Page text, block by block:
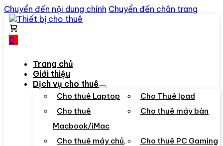
Chuyển đến nội dung chính Chuyển đến chân trang
0
Trang chủ
Giới thiệu
Dịch vụ cho thuê
Cho thuê Laptop
Cho Thuê Ipad
Cho thuê
Macbook/iMac
Cho thuê máy bàn
Cho thuê máy chủ,
Cho thuê PC Gaming